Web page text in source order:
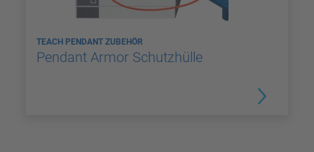
TEACH PENDANT ZUBEHÖR
Pendant Armor Schutzhülle